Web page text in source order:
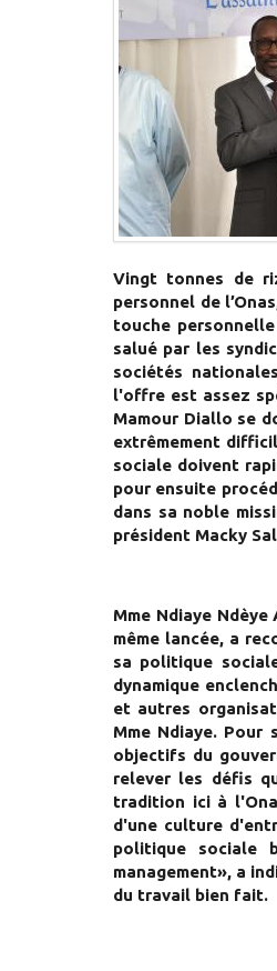
Vingt tonnes de
personnel de
touche
salué par les
sociétés
l'offre est assez
Mamour Diallo se
extrêmement
sociale doivent
pour ensuite
dans sa noble
président Macky
Mme Ndiaye
même lancée, a
sa politique
dynamique
et autres
Mme Ndiaye.
objectifs du
relever les défis
tradition ici à
d'une culture
politique sociale
management», a
du travail bien fait.